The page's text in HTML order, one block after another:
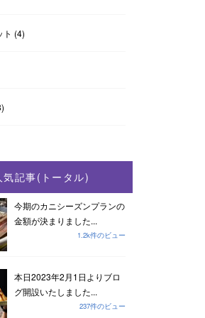
(4)
気記事(トータル)
今期のカニシーズンプランの
金額が決まりました...
1.2k件のビュー
本日2023年2月1日よりブロ
グ開設いたしました...
237件のビュー